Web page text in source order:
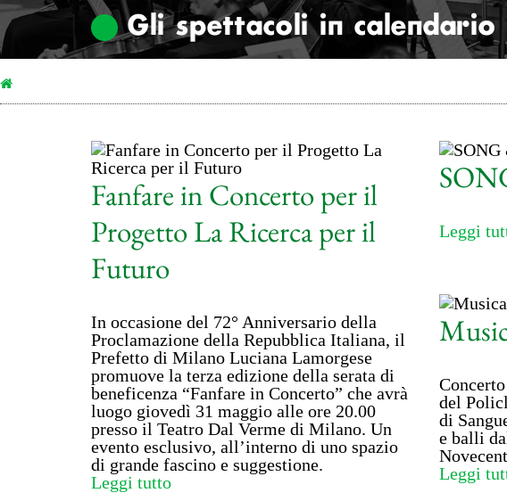
Gli spettacoli in calendario
Fanfare in Concerto per il
Progetto La Ricerca per il
Futuro
In occasione del 72° Anniversario della
Proclamazione della Repubblica Italiana, il
Prefetto di Milano Luciana Lamorgese
promuove la terza edizione della serata di
beneficenza “Fanfare in Concerto” che avrà
luogo giovedì 31 maggio alle ore 20.00
presso il Teatro Dal Verme di Milano. Un
evento esclusivo, all’interno di uno spazio
di grande fascino e suggestione.
Leggi tutto
Leggi
del
di
e balli
Leggi